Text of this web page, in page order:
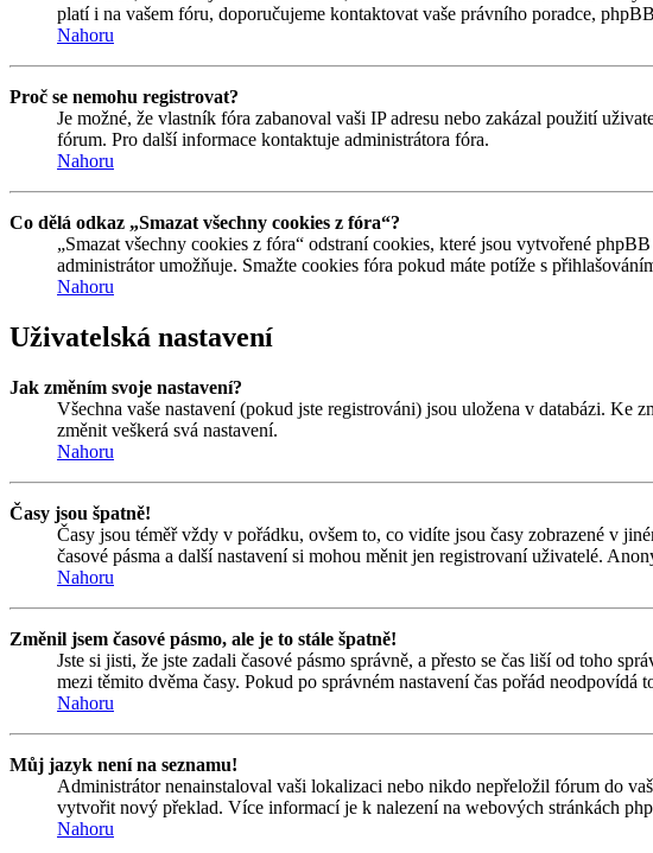
platí i na vašem fóru, doporučujeme kontaktovat vaše právního poradce,
Nahoru
Proč se nemohu registrovat?
Je možné, že vlastník fóra zabanoval vaši IP adresu nebo zakázal použití
fórum. Pro další informace kontaktuje administrátora fóra.
Nahoru
Co dělá odkaz „Smazat všechny cookies z fóra“?
„Smazat všechny cookies z fóra“ odstraní cookies, které jsou vytvořené
administrátor umožňuje. Smažte cookies fóra pokud máte potíže s
Nahoru
Uživatelská nastavení
Jak změním svoje nastavení?
Všechna vaše nastavení (pokud jste registrováni) jsou uložena v databázi. Ke
změnit veškerá svá nastavení.
Nahoru
Časy jsou špatně!
Časy jsou téměř vždy v pořádku, ovšem to, co vidíte jsou časy zobrazené v
časové pásma a další nastavení si mohou měnit jen registrovaní uživatelé.
Nahoru
Změnil jsem časové pásmo, ale je to stále špatně!
Jste si jisti, že jste zadali časové pásmo správně, a přesto se čas liší od toho
mezi těmito dvěma časy. Pokud po správném nastavení čas pořád neodpovídá
Nahoru
Můj jazyk není na seznamu!
Administrátor nenainstaloval vaši lokalizaci nebo nikdo nepřeložil fórum do
vytvořit nový překlad. Více informací je k nalezení na webových stránkách
Nahoru